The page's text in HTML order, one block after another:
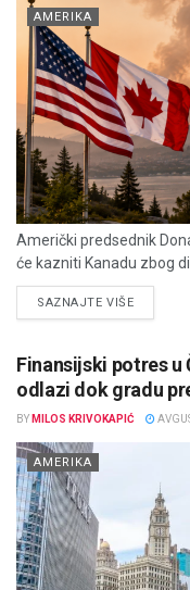
AMERIKA
Američki predsednik
će kazniti Kanadu zbog
SAZNAJTE VIŠEDETAILS
Finansijski potres
odlazi dok gradu
BY MILOS KRIVOKAPIĆ
AMERIKA